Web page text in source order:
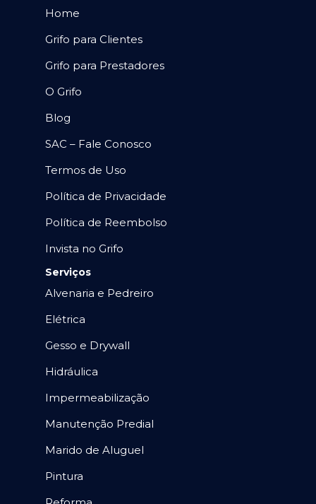
Home
Grifo para Clientes
Grifo para Prestadores
O Grifo
Blog
SAC – Fale Conosco
Termos de Uso
Política de Privacidade
Política de Reembolso
Invista no Grifo
Serviços
Alvenaria e Pedreiro
Elétrica
Gesso e Drywall
Hidráulica
Impermeabilização
Manutenção Predial
Marido de Aluguel
Pintura